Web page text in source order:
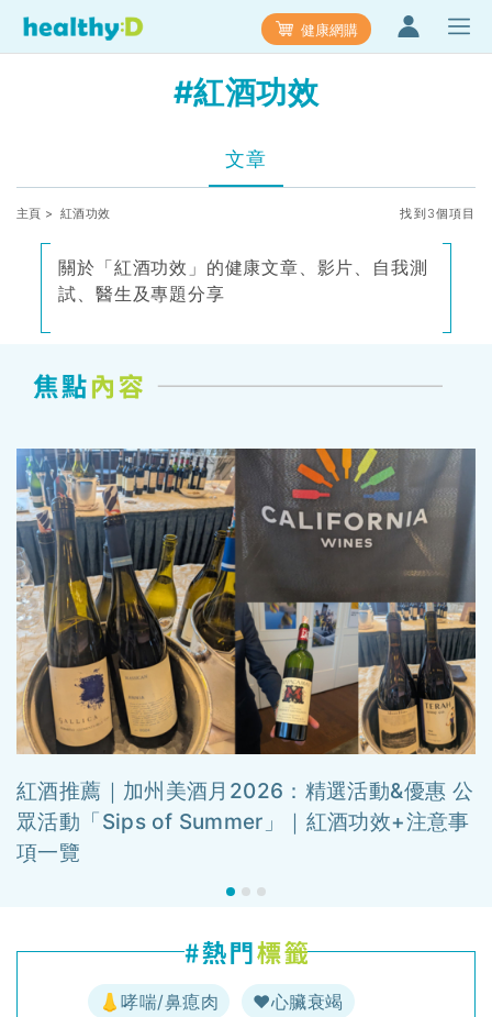
健康網購
#紅酒功效
文章
主頁 > 紅酒功效 找到3個項目
關於「紅酒功效」的健康文章、影片、自我測
試、醫生及專題分享
紅酒推薦｜加州美酒月2026：精選活動&優惠 公
眾活動「Sips of Summer」｜紅酒功效+注意事
項一覽
👃哮喘/鼻瘜肉 ♥️心臟衰竭